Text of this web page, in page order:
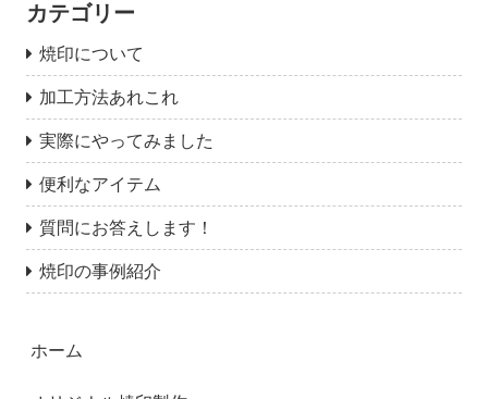
カテゴリー
焼印について
加工方法あれこれ
実際にやってみました
便利なアイテム
質問にお答えします！
焼印の事例紹介
ホーム